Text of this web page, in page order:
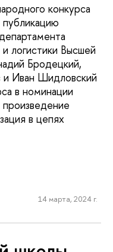
конкурса
логистики Высшей
Бродецкий,
и Иван Шидловский
в номинации
в цепях
14 марта, 2024 г.